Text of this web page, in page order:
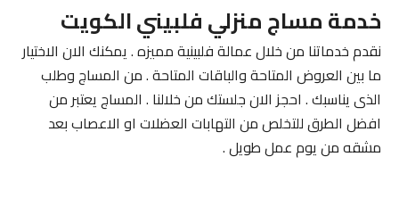
خدمة مساج منزلي فلبيني الكويت
نقدم خدماتنا من خلال عمالة فلبينية مميزه . يمكنك الان الاختيار
ما بين العروض المتاحة والباقات المتاحة . من المساج وطلب
الذى يناسبك . احجز الان جلستك من خلالنا . المساج يعتبر من
افضل الطرق للتخلص من التهابات العضلات او الاعصاب بعد
مشقه من يوم عمل طويل .